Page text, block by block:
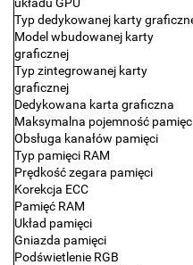
Typ dedykowanej karty
Model wbudowanej karty
graficznej
Typ zintegrowanej karty
graficznej
Dedykowana karta graficzna
Maksymalna pojemność
Obsługa kanałów pamięci
Typ pamięci RAM
Prędkość zegara pamięci
Korekcja ECC
Pamięć RAM
Układ pamięci
Gniazda pamięci
Podświetlenie RGB